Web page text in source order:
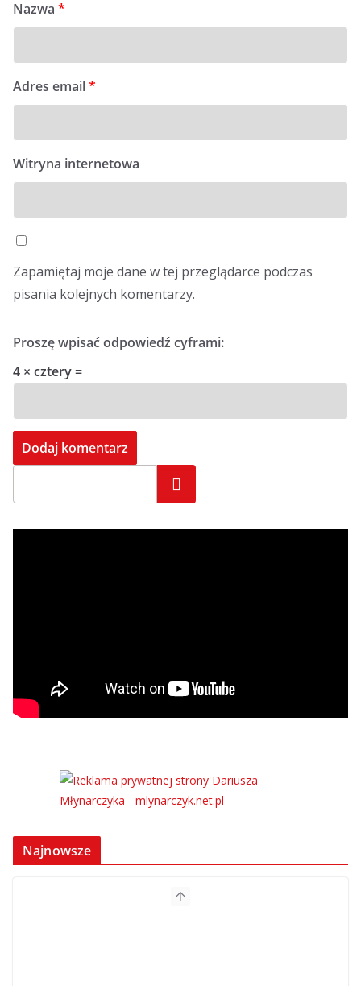
Nazwa *
Adres email*
Witryna internetowa
Zapamiętaj moje dane w tej przeglądarce podczas
pisania kolejnych komentarzy.
Proszę wpisać odpowiedź cyframi:
4 × cztery =
Szukaj
Najnowsze